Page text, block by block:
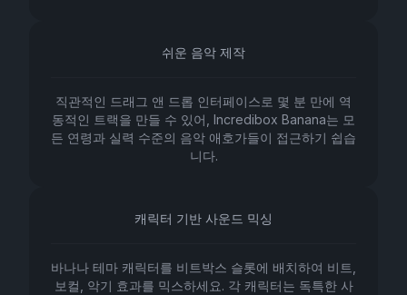
쉬운 음악 제작
직관적인 드래그 앤 드롭 인터페이스로 몇 분 만에 역
동적인 트랙을 만들 수 있어, Incredibox Banana는 모
든 연령과 실력 수준의 음악 애호가들이 접근하기 쉽습
니다.
캐릭터 기반 사운드 믹싱
바나나 테마 캐릭터를 비트박스 슬롯에 배치하여 비트,
보컬, 악기 효과를 믹스하세요. 각 캐릭터는 독특한 사